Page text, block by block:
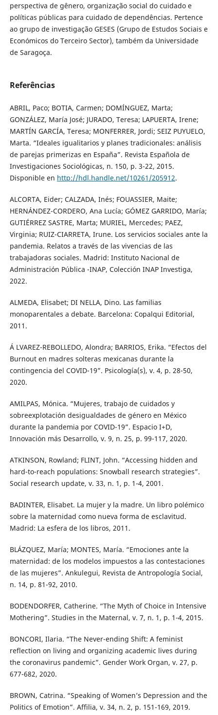
perspectiva de gênero, organização social do cuidado e
políticas públicas para cuidado de dependências. Pertence
ao grupo de investigação GESES (Grupo de Estudos Sociais e
Económicos do Terceiro Sector), também da Universidade
de Saragoça.
Referências
ABRIL, Paco; BOTIA, Carmen; DOMÍNGUEZ, Marta;
GONZÁLEZ, María José; JURADO, Teresa; LAPUERTA, Irene;
MARTÍN GARCÍA, Teresa; MONFERRER, Jordi; SEIZ PUYUELO,
Marta. “Ideales igualitarios y planes tradicionales: análisis
de parejas primerizas en España”. Revista Española de
Investigaciones Sociológicas, n. 150, p. 3-22, 2015.
Disponible en http://hdl.handle.net/10261/205912.
ALCORTA, Eider; CALZADA, Inés; FOUASSIER, Maite;
HERNÁNDEZ-CORDERO, Ana Lucía; GÓMEZ GARRIDO, María;
GUTIÉRREZ SASTRE, Marta; MURIEL, Mercedes; PAEZ,
Virginia; RUIZ-CIARRETA, Irune. Los servicios sociales ante la
pandemia. Relatos a través de las vivencias de las
trabajadoras sociales. Madrid: Instituto Nacional de
Administración Pública -INAP, Colección INAP Investiga,
2022.
ALMEDA, Elisabet; DI NELLA, Dino. Las familias
monoparentales a debate. Barcelona: Copalqui Editorial,
2011.
Á LVAREZ-REBOLLEDO, Alondra; BARRIOS, Erika. “Efectos del
Burnout en madres solteras mexicanas durante la
contingencia del COVID-19”. Psicología(s), v. 4, p. 28-50,
2020.
AMILPAS, Mónica. “Mujeres, trabajo de cuidados y
sobreexplotación desigualdades de género en México
durante la pandemia por COVID-19”. Espacio I+D,
Innovación más Desarrollo, v. 9, n. 25, p. 99-117, 2020.
ATKINSON, Rowland; FLINT, John. “Accessing hidden and
hard-to-reach populations: Snowball research strategies”.
Social research update, v. 33, n. 1, p. 1-4, 2001.
BADINTER, Elisabet. La mujer y la madre. Un libro polémico
sobre la maternidad como nueva forma de esclavitud.
Madrid: La esfera de los libros, 2011.
BLÁZQUEZ, María; MONTES, María. “Emociones ante la
maternidad: de los modelos impuestos a las contestaciones
de las mujeres”. Ankulegui, Revista de Antropología Social,
n. 14, p. 81-92, 2010.
BODENDORFER, Catherine. “The Myth of Choice in Intensive
Mothering”. Studies in the Maternal, v. 7, n. 1, p. 1-4, 2015.
BONCORI, Ilaria. “The Never-ending Shift: A feminist
reflection on living and organizing academic lives during
the coronavirus pandemic”. Gender Work Organ, v. 27, p.
677-682, 2020.
BROWN, Catrina. “Speaking of Women’s Depression and the
Politics of Emotion”. Affilia, v. 34, n. 2, p. 151-169, 2019.